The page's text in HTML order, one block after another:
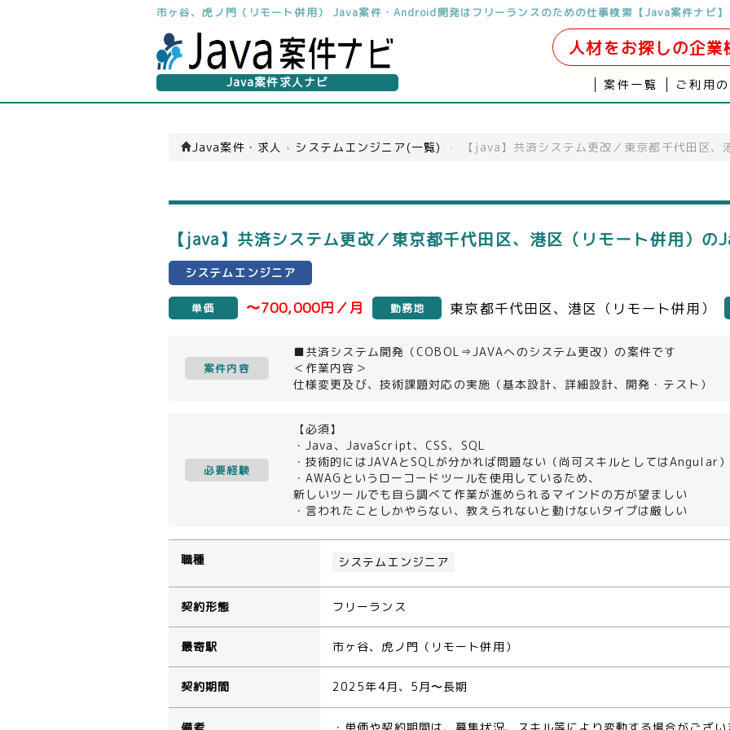
市ヶ谷、虎ノ門（リモート併用） Java案件・Android開発はフリーランスのための仕事検索【Java案件ナビ】
Java案件求人ナビ
人材をお探しの企業
案件一覧 ご利用
Java案件・求人 › システムエンジニア(一覧) › 【java】共済システム更改／東京都千代田区、
【java】共済システム更改／東京都千代田区、港区（リモート併用）の
システムエンジニア
単価 〜700,000円／月 勤務地 東京都千代田区、港区（リモート併用）
案件内容
■共済システム開発（COBOL⇒JAVAへのシステム更改）の案件です
＜作業内容＞
仕様変更及び、技術課題対応の実施（基本設計、詳細設計、開発・テスト）
必要経験
【必須】
・Java、JavaScript、CSS、SQL
・技術的にはJAVAとSQLが分かれば問題ない（尚可スキルとしてはAngular）
・AWAGというローコードツールを使用しているため、
新しいツールでも自ら調べて作業が進められるマインドの方が望ましい
・言われたことしかやらない、教えられないと動けないタイプは厳しい
職種 システムエンジニア
契約形態 フリーランス
最寄駅 市ヶ谷、虎ノ門（リモート併用）
契約期間 2025年4月、5月〜長期